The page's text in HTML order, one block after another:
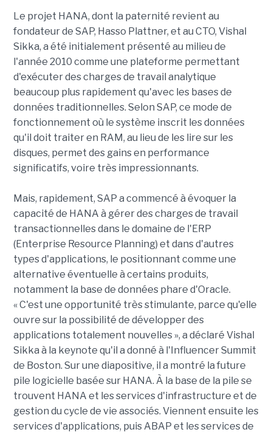
Le projet HANA, dont la paternité revient au
fondateur de SAP, Hasso Plattner, et au CTO, Vishal
Sikka, a été initialement présenté au milieu de
l'année 2010 comme une plateforme permettant
d'exécuter des charges de travail analytique
beaucoup plus rapidement qu'avec les bases de
données traditionnelles. Selon SAP, ce mode de
fonctionnement où le système inscrit les données
qu'il doit traiter en RAM, au lieu de les lire sur les
disques, permet des gains en performance
significatifs, voire très impressionnants.
Mais, rapidement, SAP a commencé à évoquer la
capacité de HANA à gérer des charges de travail
transactionnelles dans le domaine de l'ERP
(Enterprise Resource Planning) et dans d'autres
types d'applications, le positionnant comme une
alternative éventuelle à certains produits,
notamment la base de données phare d'Oracle.
« C'est une opportunité très stimulante, parce qu'elle
ouvre sur la possibilité de développer des
applications totalement nouvelles », a déclaré Vishal
Sikka à la keynote qu'il a donné à l'Influencer Summit
de Boston. Sur une diapositive, il a montré la future
pile logicielle basée sur HANA. À la base de la pile se
trouvent HANA et les services d'infrastructure et de
gestion du cycle de vie associés. Viennent ensuite les
services d'applications, puis ABAP et les services de